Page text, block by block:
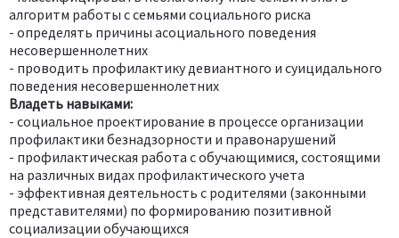
алгоритм работы с семьями социального риска
- определять причины асоциального поведения
несовершеннолетних
- проводить профилактику девиантного и суицидального
поведения несовершеннолетних
Владеть навыками:
- социальное проектирование в процессе организации
профилактики безнадзорности и правонарушений
- профилактическая работа с обучающимися, состоящими
на различных видах профилактического учета
- эффективная деятельность с родителями (законными
представителями) по формированию позитивной
социализации обучающихся